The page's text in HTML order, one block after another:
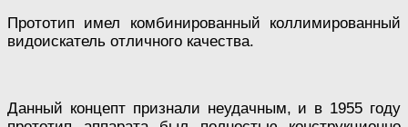
Прототип имел комбинированный коллимированный
видоискатель отличного качества.
Данный концепт признали неудачным, и в 1955 году